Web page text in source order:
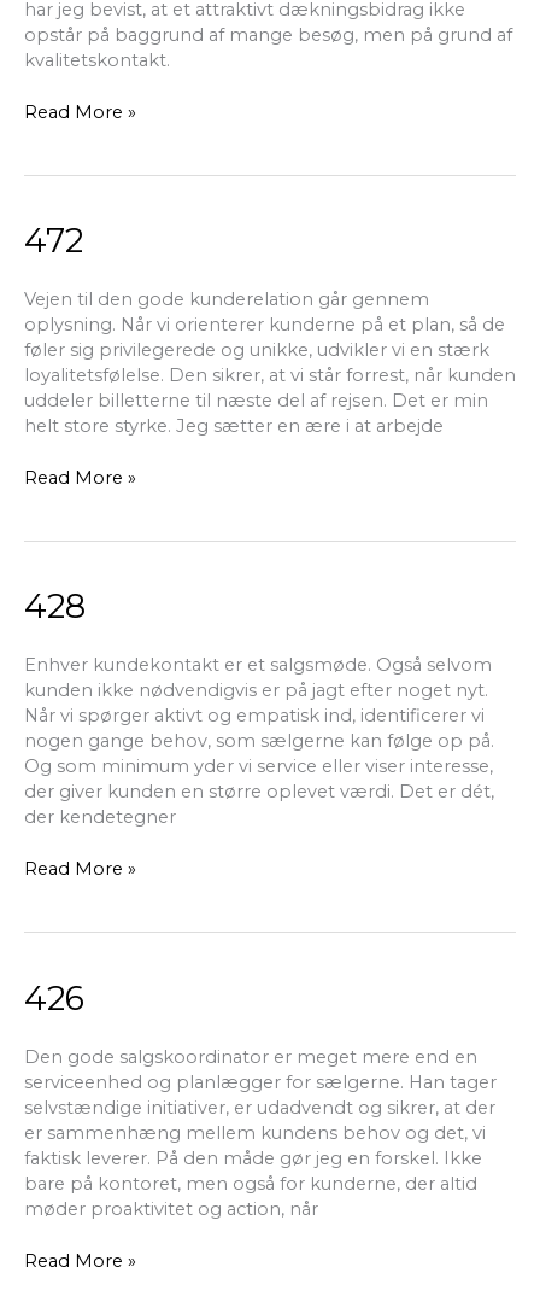
har jeg bevist, at et attraktivt dækningsbidrag ikke
opstår på baggrund af mange besøg, men på grund af
kvalitetskontakt.
Read More »
472
Vejen til den gode kunderelation går gennem
oplysning. Når vi orienterer kunderne på et plan, så de
føler sig privilegerede og unikke, udvikler vi en stærk
loyalitetsfølelse. Den sikrer, at vi står forrest, når kunden
uddeler billetterne til næste del af rejsen. Det er min
helt store styrke. Jeg sætter en ære i at arbejde
472
Read More »
428
Enhver kundekontakt er et salgsmøde. Også selvom
kunden ikke nødvendigvis er på jagt efter noget nyt.
Når vi spørger aktivt og empatisk ind, identificerer vi
nogen gange behov, som sælgerne kan følge op på.
Og som minimum yder vi service eller viser interesse,
der giver kunden en større oplevet værdi. Det er dét,
der kendetegner
428
Read More »
426
Den gode salgskoordinator er meget mere end en
serviceenhed og planlægger for sælgerne. Han tager
selvstændige initiativer, er udadvendt og sikrer, at der
er sammenhæng mellem kundens behov og det, vi
faktisk leverer. På den måde gør jeg en forskel. Ikke
bare på kontoret, men også for kunderne, der altid
møder proaktivitet og action, når
426
Read More »